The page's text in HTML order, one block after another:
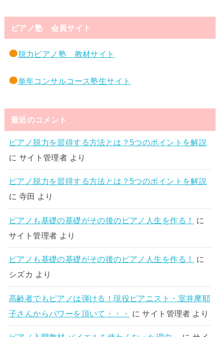
ピアノ塾 会員サイト
脱力ピアノ塾 教材サイト
単年コンサルコース塾生サイト
最近のコメント
ピアノ脱力を習得する方法とは？5つのポイントを解説
に サイト管理者 より
ピアノ脱力を習得する方法とは？5つのポイントを解説
に 寺田 より
ピアノも基礎の基礎がその後のピアノ人生を作る！
に
サイト管理者 より
ピアノも基礎の基礎がその後のピアノ人生を作る！
に
シズカ より
高齢者でもピアノは弾ける！現役ピアニスト・室井摩耶
子さんからパワーを頂いて・・・
にサイト管理者 より